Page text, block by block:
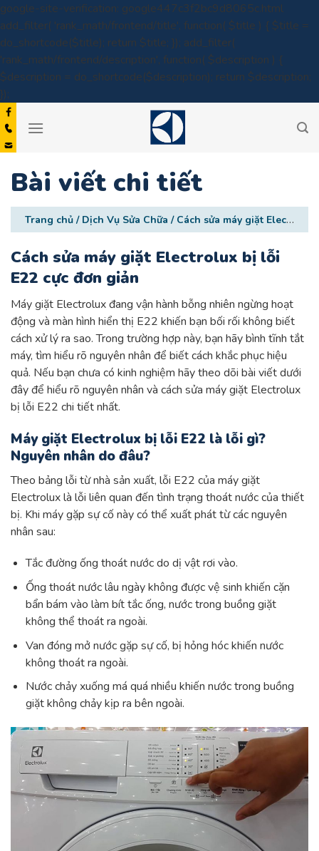
google-site-verification: google447c3f2bc9d8065c.html
add_filter( 'rank_math/frontend/title', function( $title ) { $title =
do_shortcode($title); return $title; }); add_filter(
'rank_math/frontend/description', function( $description ) {
$description = do_shortcode($description); return $description;
});
to
content
Bài viết chi tiết
Trang chủ / Dịch Vụ Sửa Chữa / Cách sửa máy giặt Electrolux bị lỗi E22 cực đơn giản
Cách sửa máy giặt Electrolux bị lỗi
E22 cực đơn giản
Máy giặt Electrolux đang vận hành bỗng nhiên ngừng hoạt
động và màn hình hiển thị E22 khiến bạn bối rối không biết
cách xử lý ra sao. Trong trường hợp này, bạn hãy bình tĩnh tắt
máy, tìm hiểu rõ nguyên nhân để biết cách khắc phục hiệu
quả. Nếu bạn chưa có kinh nghiệm hãy theo dõi bài viết dưới
đây để hiểu rõ nguyên nhân và cách sửa máy giặt Electrolux
bị lỗi E22 chi tiết nhất.
Máy giặt Electrolux bị lỗi E22 là lỗi gì?
Nguyên nhân do đâu?
Theo bảng lỗi từ nhà sản xuất, lỗi E22 của máy giặt
Electrolux là lỗi liên quan đến tình trạng thoát nước của thiết
bị. Khi máy gặp sự cố này có thể xuất phát từ các nguyên
nhân sau:
Tắc đường ống thoát nước do dị vật rơi vào.
Ống thoát nước lâu ngày không được vệ sinh khiến cặn
bẩn bám vào làm bít tắc ống, nước trong buồng giặt
không thể thoát ra ngoài.
Van đóng mở nước gặp sự cố, bị hỏng hóc khiến nước
không thoát ra ngoài.
Nước chảy xuống má quá nhiều khiến nước trong buồng
giặt không chảy kịp ra bên ngoài.